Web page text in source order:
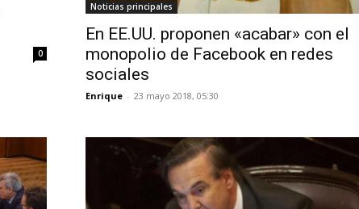
0
Noticias principales
En EE.UU. proponen «acabar» con el
monopolio de Facebook en redes
sociales
Enrique - 23 mayo 2018, 05:30